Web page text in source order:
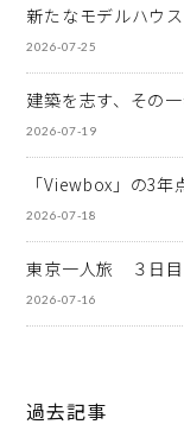
新たなモデルハウ
2026-07-25
建築を志す、その
2026-07-19
「Viewbox」の3年
2026-07-18
東京一人旅 ３日目
2026-07-16
過去記事